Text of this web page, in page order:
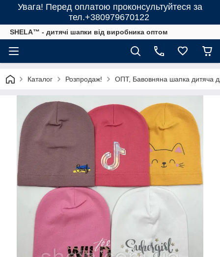
Увага! Перед оплатою проконсультуйтеся за
тел.+380979670122
SHELA™ - дитячі шапки від виробника оптом
Каталог Розпродаж! ОПТ, Бавовняна шапка дитяча